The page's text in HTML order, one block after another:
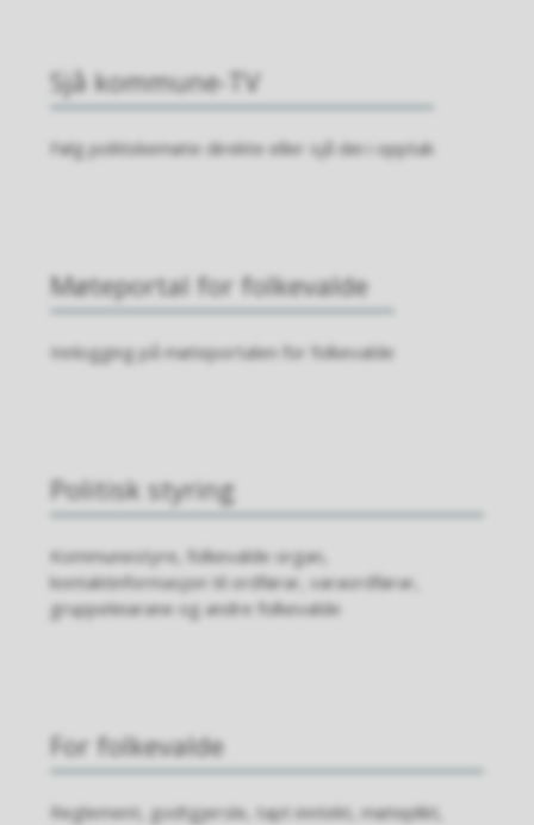
Sjå kommune-TV
Følg politiskemøte direkte eller sjå dei i opptak
Møteportal for folkevalde
Innlogging på møteportalen for folkevalde
Politisk styring
Kommunestyre, folkevalde organ,
kontaktinformasjon til ordførar, varaordførar,
gruppeleiarane og andre folkevalde
For folkevalde
Reglement, godtgjersle, tapt inntekt, møteplikt,